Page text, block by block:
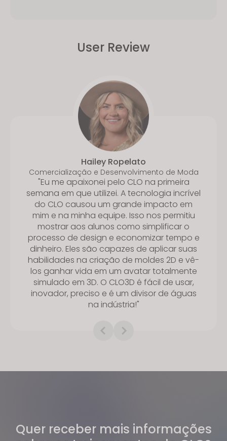
User Review
Hailey Ropelato
Comercialização e Desenvolvimento de Moda
"Eu me apaixonei pelo CLO na primeira
semana em que utilizei. A tecnologia incrível
do CLO causou um grande impacto em
mim e na minha equipe. Isso nos permitiu
mostrar aos alunos como simplificar o
processo de design e economizar tempo e
dinheiro. Eles são capazes de aplicar suas
habilidades na criação de moldes 2D e vê-
los ganhar vida em um avatar totalmente
simulado em 3D. O CLO3D é fácil de usar,
inovador, preciso e é um divisor de águas
na indústria!"
Quer receber mais informações